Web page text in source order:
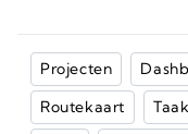
Projecten
Routekaart
Taak